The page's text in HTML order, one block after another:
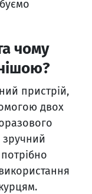
чому
пристрій,
двох
зручний